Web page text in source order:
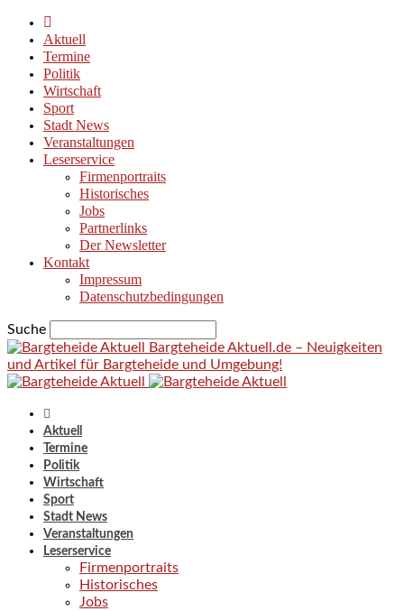
Aktuell
Termine
Politik
Wirtschaft
Sport
Stadt News
Veranstaltungen
Leserservice
Firmenportraits
Historisches
Jobs
Partnerlinks
Der Newsletter
Kontakt
Impressum
Datenschutzbedingungen
Suche
Bargteheide Aktuell.de – Neuigkeiten
und Artikel für Bargteheide und Umgebung!
Aktuell
Termine
Politik
Wirtschaft
Sport
Stadt News
Veranstaltungen
Leserservice
Firmenportraits
Historisches
Jobs